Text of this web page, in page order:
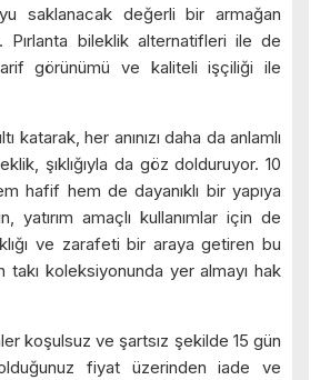
saklanacak değerli bir armağan
Pırlanta bileklik alternatifleri ile de
zarif görünümü ve kaliteli işçiliği ile
katarak, her anınızı daha da anlamlı
şıklığıyla da göz dolduruyor. 10
hafif hem de dayanıklı bir yapıya
yatırım amaçlı kullanımlar için de
ve zarafeti bir araya getiren bu
takı koleksiyonunda yer almayı hak
koşulsuz ve şartsız şekilde 15 gün
fiyat üzerinden iade ve